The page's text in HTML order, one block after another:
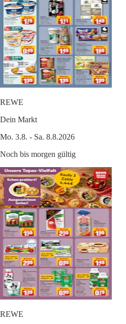
REWE
Dein Markt
Mo. 3.8. - Sa. 8.8.2026
Noch bis morgen gültig
REWE